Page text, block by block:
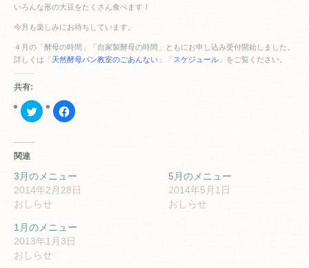
いろんな形の大豆をたくさん食べます！
今月も楽しみにお待ちしています。
４月の「酵母の時間」「自家製酵母の時間」ともにお申し込み受付開始しました。
詳しくは「天然酵母パン教室のごあんない 」「スケジュール 」をご覧ください。
共有:
ク
リ
共
有
(新
し
い
ィ
ン
ド
ウ
で
Facebook
で
ク
リ
ッ
く
さ
い
関連
3月のメニュー
2014年2月28日
おしらせ
5月のメニュー
2014年5月1日
おしらせ
1月のメニュー
2013年1月3日
おしらせ